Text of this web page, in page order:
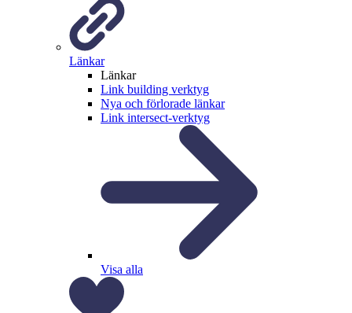
Länkar
Länkar
Link building verktyg
Nya och förlorade länkar
Link intersect-verktyg
Visa alla